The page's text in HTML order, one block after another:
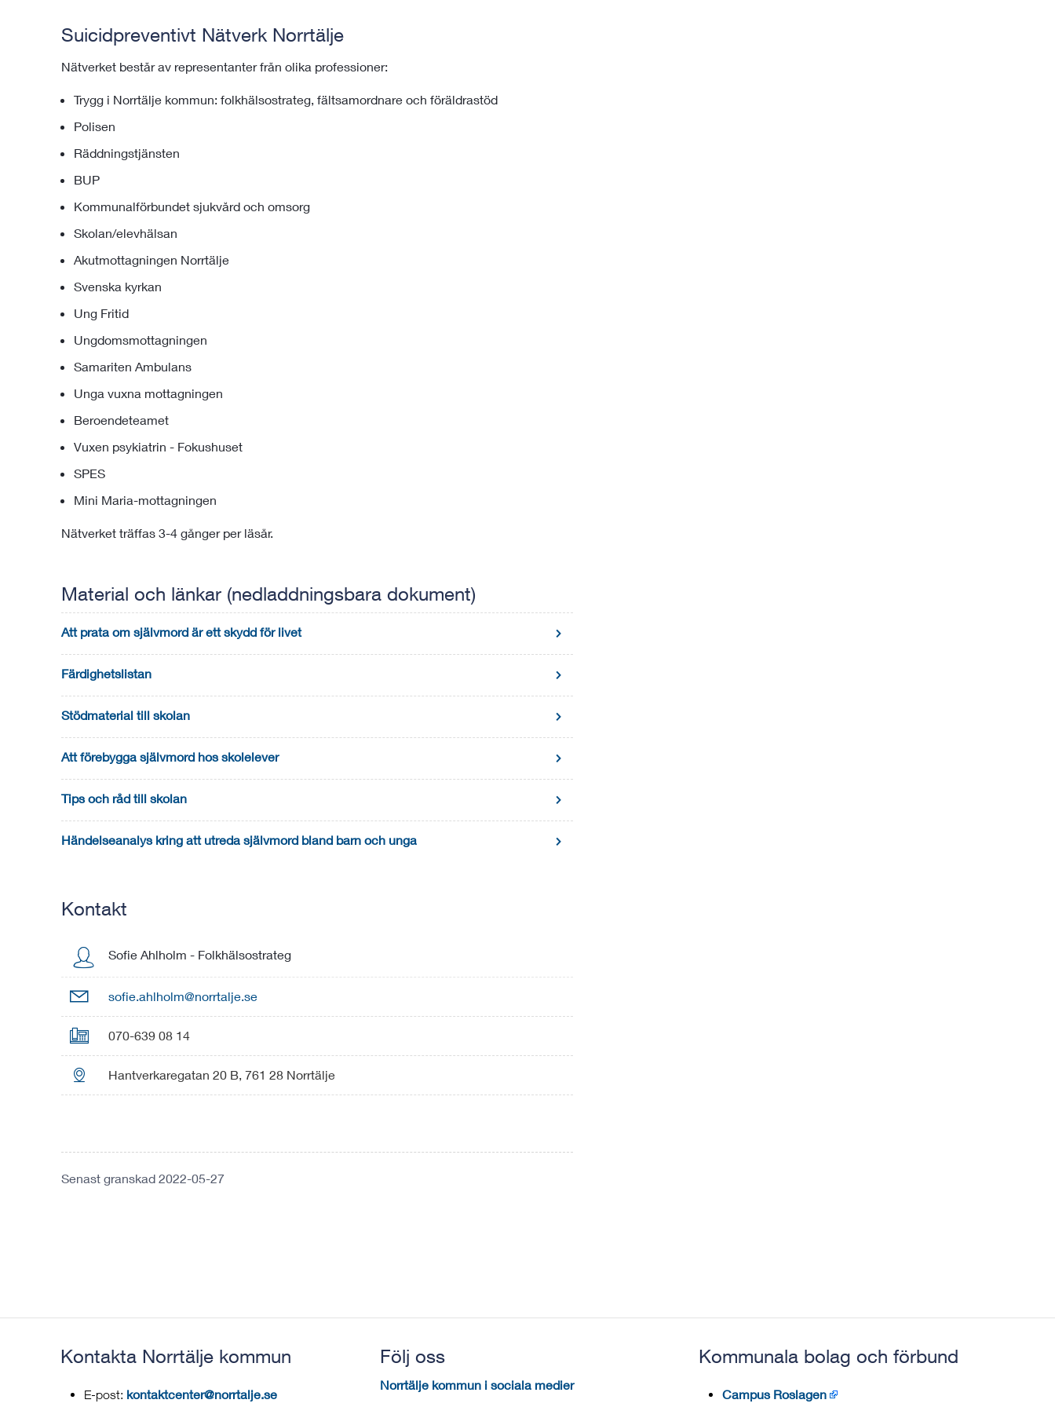
Suicidpreventivt Nätverk Norrtälje
Nätverket består av representanter från olika professioner:
Trygg i Norrtälje kommun: folkhälsostrateg, fältsamordnare och föräldrastöd
Polisen
Räddningstjänsten
BUP
Kommunalförbundet sjukvård och omsorg
Skolan/elevhälsan
Akutmottagningen Norrtälje
Svenska kyrkan
Ung Fritid
Ungdomsmottagningen
Samariten Ambulans
Unga vuxna mottagningen
Beroendeteamet
Vuxen psykiatrin - Fokushuset
SPES
Mini Maria-mottagningen
Nätverket träffas 3-4 gånger per läsår.
Material och länkar (nedladdningsbara dokument)
Att prata om självmord är ett skydd för livet
Färdighetslistan
Stödmaterial till skolan
Att förebygga självmord hos skolelever
Tips och råd till skolan
Händelseanalys kring att utreda självmord bland barn och unga
Kontakt
Sofie Ahlholm - Folkhälsostrateg
 sofie.ahlholm@norrtalje.se
 070-639 08 14
 Hantverkaregatan 20 B, 761 28 Norrtälje
Senast granskad 2022-05-27
Kontakta Norrtälje kommun
E-post: kontaktcenter@norrtalje.se
Följ oss
Norrtälje kommun i sociala medier
Kommunala bolag och förbund
Campus Roslagen